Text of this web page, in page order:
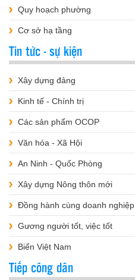
Quy hoạch phường
Cơ sở hạ tầng
Tin tức - sự kiện
Xây dựng đảng
Kinh tế - Chính trị
Các sản phẩm OCOP
Văn hóa - Xã Hội
An Ninh - Quốc Phòng
Xây dựng Nông thôn mới
Đồng hành cùng doanh nghiệp
Gương người tốt, việc tốt
Biển Việt Nam
Tiếp công dân